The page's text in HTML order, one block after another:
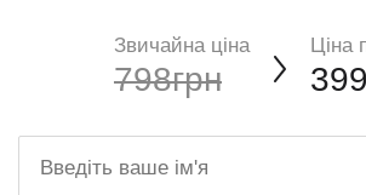
Звичайна ціна
798грн
Ціна